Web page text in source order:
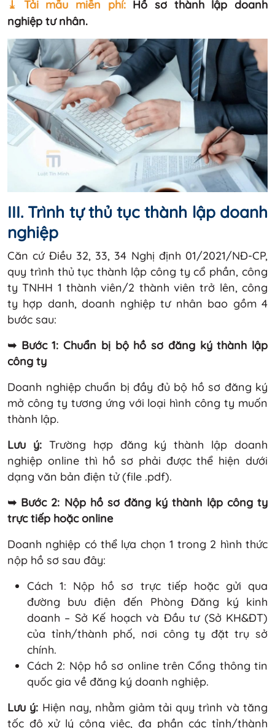
⤓ Tải mẫu miễn phí: Hồ sơ thành lập doanh
nghiệp tư nhân.
III. Trình tự thủ tục thành lập doanh
nghiệp
Căn cứ Điều 32, 33, 34 Nghị định 01/2021/NĐ-CP,
quy trình thủ tục thành lập công ty cổ phần, công
ty TNHH 1 thành viên/2 thành viên trở lên, công
ty hợp danh, doanh nghiệp tư nhân bao gồm 4
bước sau:
➥ Bước 1: Chuẩn bị bộ hồ sơ đăng ký thành lập
công ty
Doanh nghiệp chuẩn bị đầy đủ bộ hồ sơ đăng ký
mở công ty tương ứng với loại hình công ty muốn
thành lập.
Lưu ý:Trường hợp đăng ký thành lập doanh
nghiệp online thì hồ sơ phải được thể hiện dưới
dạng văn bản điện tử (file .pdf).
➥ Bước 2: Nộp hồ sơ đăng ký thành lập công ty
trực tiếp hoặc online
Doanh nghiệp có thể lựa chọn 1 trong 2 hình thức
nộp hồ sơ sau đây:
Cách 1: Nộp hồ sơ trực tiếp hoặc gửi qua
đường bưu điện đến Phòng Đăng ký kinh
doanh – Sở Kế hoạch và Đầu tư (Sở KH&ĐT)
của tỉnh/thành phố, nơi công ty đặt trụ sở
chính.
Cách 2: Nộp hồ sơ online trên Cổng thông tin
quốc gia về đăng ký doanh nghiệp.
Lưu ý: Hiện nay, nhằm giảm tải quy trình và tăng
tốc độ xử lý công việc, đa phần các tỉnh/thành